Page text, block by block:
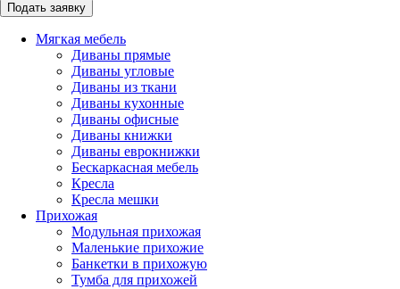
Мягкая мебель
Диваны прямые
Диваны угловые
Диваны из ткани
Диваны кухонные
Диваны офисные
Диваны книжки
Диваны еврокнижки
Бескаркасная мебель
Кресла
Кресла мешки
Прихожая
Модульная прихожая
Маленькие прихожие
Банкетки в прихожую
Тумба для прихожей